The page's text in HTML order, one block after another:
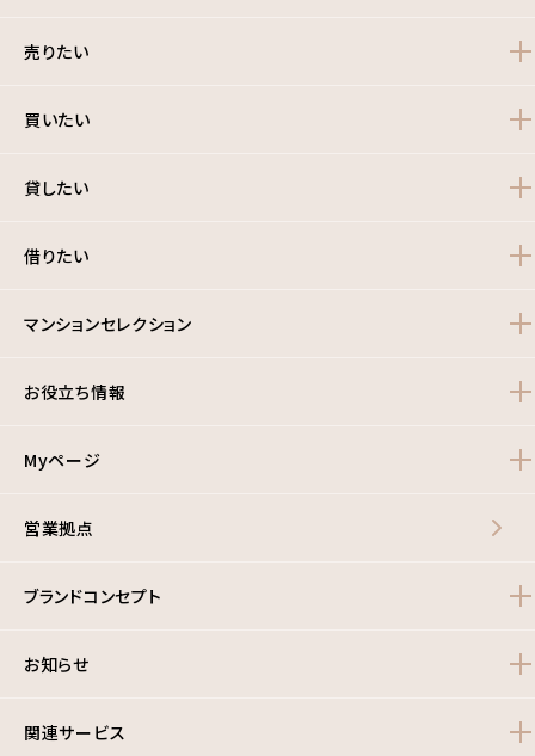
売りたい
買いたい
貸したい
借りたい
マンションセレクション
お役立ち情報
Myページ
営業拠点
ブランドコンセプト
お知らせ
関連サービス